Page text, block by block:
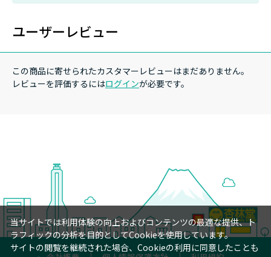
ユーザーレビュー
この商品に寄せられたカスタマーレビューはまだありません。
レビューを評価するにはログインが必要です。
当サイトでは利用体験の向上およびコンテンツの最適な提供、ト
ラフィックの分析を目的としてCookieを使用しています。
サイトの閲覧を継続された場合、Cookieの利用に同意したことも